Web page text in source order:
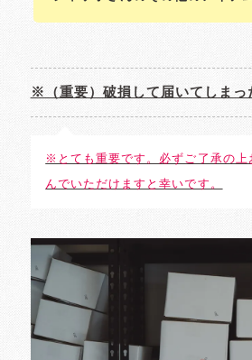
※（重要）破損して届いてしまっ
※とても重要です。必ずご了承の上
んでいただけますと幸いです。